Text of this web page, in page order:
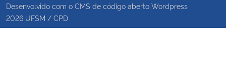
Desenvolvido com o CMS de código aberto Wordpress
2026 UFSM / CPD